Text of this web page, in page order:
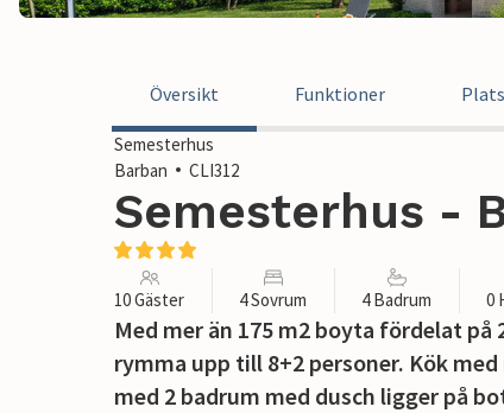
Översikt Funktioner Plats
Semesterhus
Barban
CLI312
Semesterhus -
10 Gäster 4 Sovrum 4 Badrum 0
Med mer än 175 m2 boyta fördelat
rymma upp till 8+2 personer. Kök
med 2 badrum med dusch ligger på